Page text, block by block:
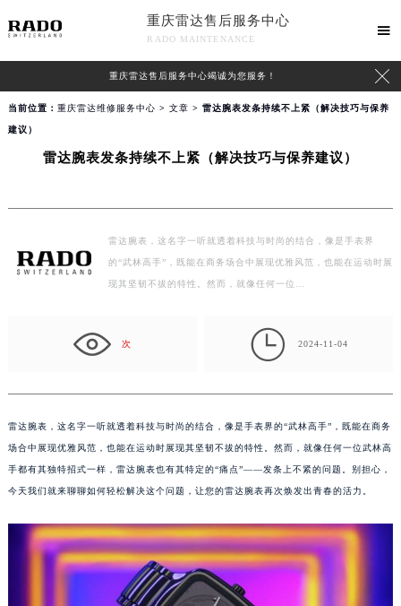
重庆雷达售后服务中心
RADO MAINTENANCE

重庆雷达售后服务中心竭诚为您服务！ 
当前位置： 重庆雷达维修服务中心 > 文章 > 雷达腕表发条持续不上紧（解决技巧与保养
建议）
雷达腕表发条持续不上紧（解决技巧与保养建议）
雷达腕表，这名字一听就透着科技与时尚的结合，像是手表界
的“武林高手”，既能在商务场合中展现优雅风范，也能在运动时展
现其坚韧不拔的特性。然而，就像任何一位…
次  2024-11-04
雷达腕表，这名字一听就透着科技与时尚的结合，像是手表界的“武林高手”，既能在商务
场合中展现优雅风范，也能在运动时展现其坚韧不拔的特性。然而，就像任何一位武林高
手都有其独特招式一样，雷达腕表也有其特定的“痛点”——发条上不紧的问题。别担心，
今天我们就来聊聊如何轻松解决这个问题，让您的雷达腕表再次焕发出青春的活力。